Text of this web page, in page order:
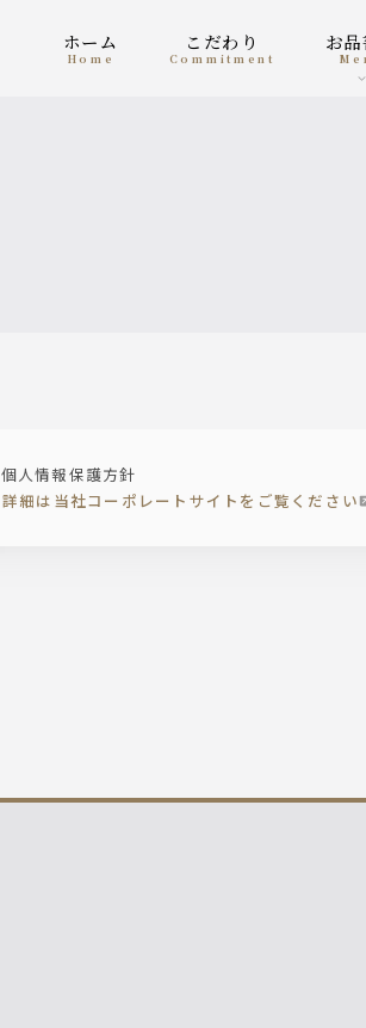
ホーム
home
こだわり
Commitment
お
個人情報保護方針
詳細は当社コーポレートサイトをご覧ください